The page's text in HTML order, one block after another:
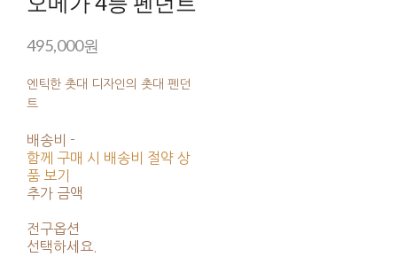
495,000원
엔틱한 촛대 디자인의 촛대 펜던
트
배송비 -
함께 구매 시 배송비 절약 상
품 보기
추가 금액
전구옵션
선택하세요.